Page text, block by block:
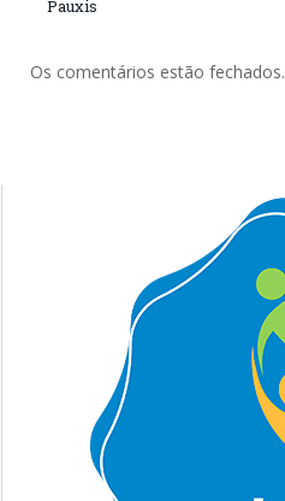
Pauxis
Os comentários estão fechados.